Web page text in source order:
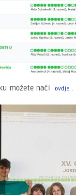
možete naći ovdje .